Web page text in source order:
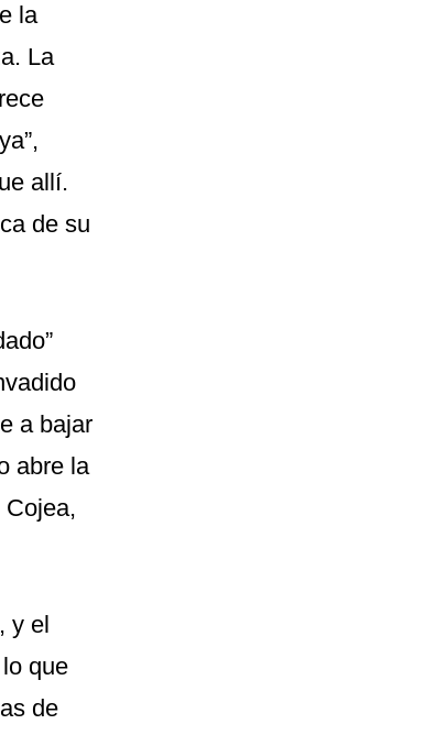
la
La
allí.
de su
a bajar
abre la
Cojea,
y el
que
de